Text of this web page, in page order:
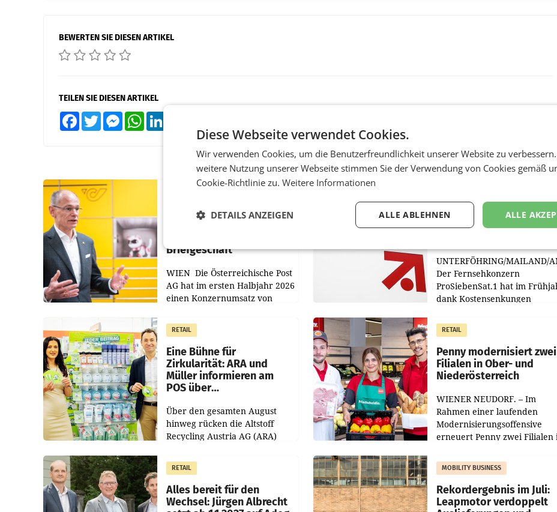
BEWERTEN SIE DIESEN ARTIKEL
TEILEN SIE DIESEN ARTIKEL
FacebookTwitter MessengerWhatsApp
Österreichische Post:
Briefgeschäft
WIEN Die Österreichische Post
AG hat im ersten Halbjahr 2026
einen Konzernumsatz von
erwirtschaftet, was einem Plus
von 3,8 Prozent gegenüber
dem Vergleichszeitraum
ProSiebenSat.1 spart
macht überraschend viel
UNTERFÖHRING/MAILAND/
Der Fernsehkonzern
ProSiebenSat.1 hat im
dank Kostensenkungen
gemacht und die
Markterwartung deutlich
übertroffen.
RETAIL
Eine Bühne für
Zirkularität: ARA und
Müller informieren am
POS über
Über den gesamten August
hinweg rücken die Altstoff
Recycling Austria AG (ARA)
Müller die Initiative „Kreislauf-
Helden“ in allen
österreichischen Müller-Filialen
RETAIL
Penny modernisiert zwei
Filialen in Ober- und
Niederösterreich
WIENER NEUDORF. – Im
Rahmen einer laufenden
Modernisierungsoffensive
erneuert Penny zwei Filialen
Die beiden Standorte liegen in
Haag sowie im rund
RETAIL
Alles bereit für den
Wechsel: Jürgen Albrecht
MOBILITY BUSINESS
Rekordergebnis im Juli:
Leapmotor verdoppelt
Diese Webseite verwendet Cookies.
Wir verwenden Cookies, um die Benutzerfreundlichkeit unserer Website zu
weitere Nutzung unserer Webseite stimmen Sie der Verwendung von Cookies gemäß
Cookie-Richtlinie zu. Weitere Informationen
ALLE
ALLE ABLEHNEN
DETAILS ANZEIGEN